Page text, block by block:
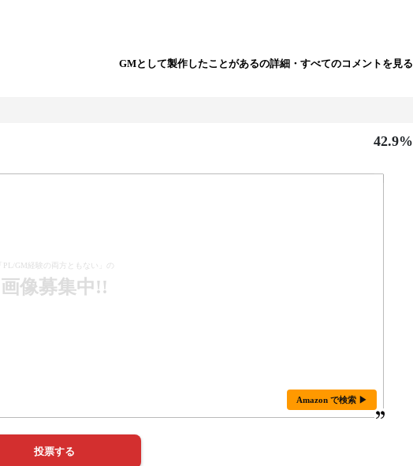
GMとして製作したことがあるの詳細・すべてのコメントを見る
42.9%
PL/GM経験の両方ともない」の
画像募集中!!
Amazon で検索 ▶